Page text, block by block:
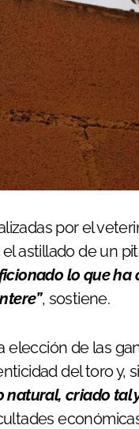
por el
astillado de un
lo que ha
, sostiene.
de las
del toro y,
natural, criado tal